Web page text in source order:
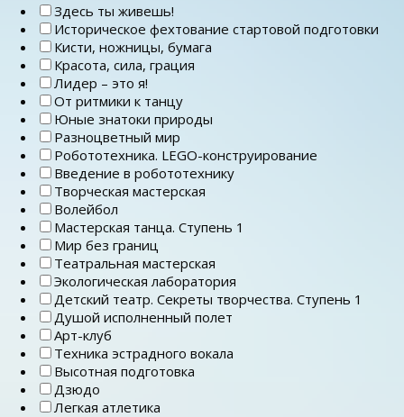
Здесь ты живешь!
Историческое фехтование стартовой подготовки
Кисти, ножницы, бумага
Красота, сила, грация
Лидер – это я!
От ритмики к танцу
Юные знатоки природы
Разноцветный мир
Робототехника. LEGO-конструирование
Введение в робототехнику
Творческая мастерская
Волейбол
Мастерская танца. Ступень 1
Мир без границ
Театральная мастерская
Экологическая лаборатория
Детский театр. Секреты творчества. Ступень 1
Душой исполненный полет
Арт-клуб
Техника эстрадного вокала
Высотная подготовка
Дзюдо
Легкая атлетика